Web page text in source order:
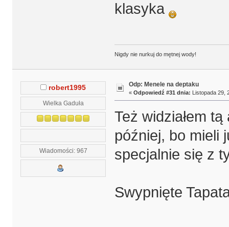
klasyka
Nigdy nie nurkuj do mętnej wody!
robert1995
Wielka Gaduła
Wiadomości: 967
Odp: Menele na deptaku
« Odpowiedź #31 dnia: Listopada 29,
Też widziałem
później, bo mieli
specjalnie się z
Swypnięte